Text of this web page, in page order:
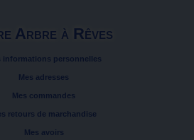
Arbre à Rêves
informations personnelles
Mes adresses
Mes commandes
retours de marchandise
Mes avoirs